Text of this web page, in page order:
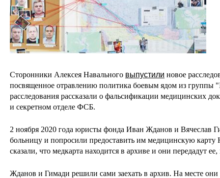
Сторонники Алексея Навального выпустили новое
посвященное отравлению политика боевым ядом из группы
расследования рассказали о фальсификации медицинских
и секретном отделе ФСБ.
2 ноября 2020 года юристы фонда Иван Жданов и Вячеслав
больницу и попросили предоставить им медицинскую
сказали, что медкарта находится в архиве и они передадут ее,
Жданов и Гимади решили сами заехать в архив. На месте они